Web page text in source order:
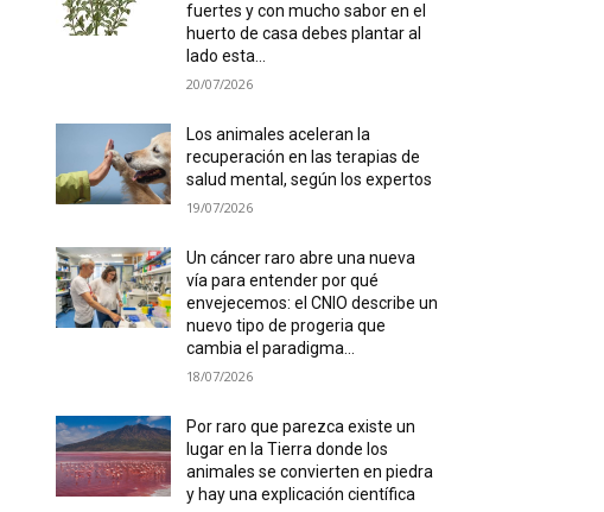
fuertes y con mucho sabor en el
huerto de casa debes plantar al
lado esta...
20/07/2026
Los animales aceleran la
recuperación en las terapias de
salud mental, según los expertos
19/07/2026
Un cáncer raro abre una nueva
vía para entender por qué
envejecemos: el CNIO describe un
nuevo tipo de progeria que
cambia el paradigma...
18/07/2026
Por raro que parezca existe un
lugar en la Tierra donde los
animales se convierten en piedra
y hay una explicación científica